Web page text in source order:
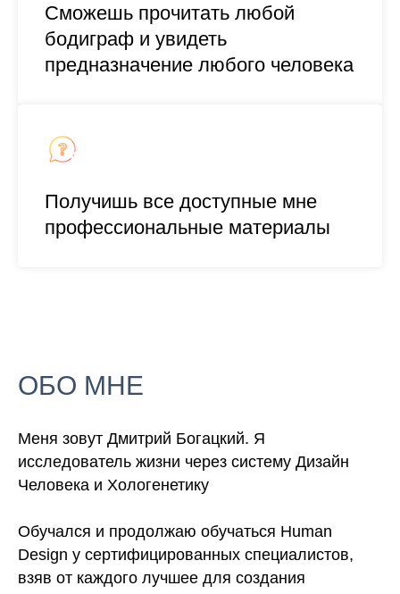
Сможешь прочитать любой
бодиграф и увидеть
предназначение любого человека
Получишь все доступные мне
профессиональные материалы
ОБО МНЕ
Меня зовут Дмитрий Богацкий. Я
исследователь жизни через систему Дизайн
Человека и Хологенетику
Обучался и продолжаю обучаться Human
Design у сертифицированных специалистов,
взяв от каждого лучшее для создания